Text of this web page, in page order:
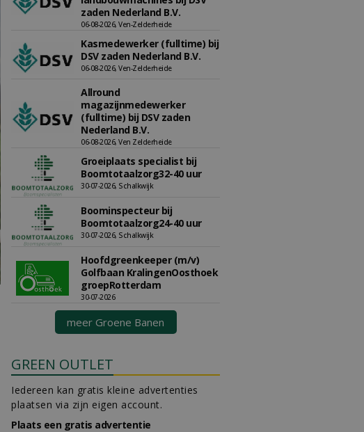
zaden Nederland B.V.
06-08-2026, Ven-Zelderheide
Kasmedewerker (fulltime) bij
DSV zaden Nederland B.V.
06-08-2026, Ven-Zelderheide
Allround
magazijnmedewerker
(fulltime) bij DSV zaden
Nederland B.V.
06-08-2026, Ven Zelderheide
Groeiplaats specialist bij
Boomtotaalzorg32-40 uur
30-07-2026, Schalkwijk
Boominspecteur bij
Boomtotaalzorg24-40 uur
30-07-2026, Schalkwijk
Hoofdgreenkeeper (m/v)
Golfbaan KralingenOosthoek
groepRotterdam
30-07-2026
meer Groene Banen
GREEN OUTLET
Iedereen kan gratis kleine advertenties
plaatsen via zijn eigen account.
Plaats een gratis advertentie